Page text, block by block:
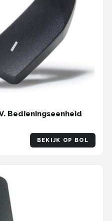
Bedieningseenheid
BEKIJK OP BOL